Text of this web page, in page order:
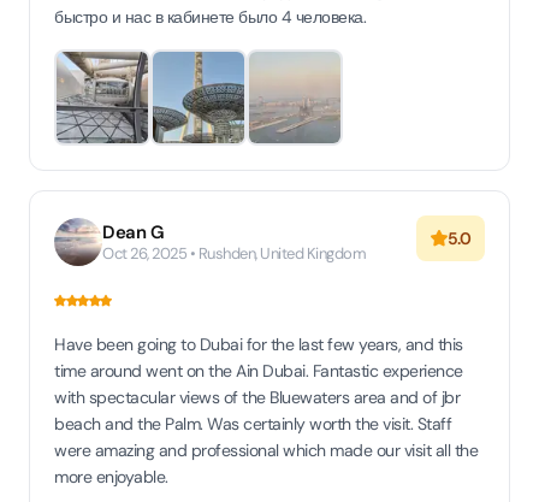
быстро и нас в кабинете было 4 человека.
Dean G
Oct 26, 2025 • Rushden, United Kingdom
5.0
Have been going to Dubai for the last few years, and this
time around went on the Ain Dubai. Fantastic experience
with spectacular views of the Bluewaters area and of jbr
beach and the Palm. Was certainly worth the visit. Staff
were amazing and professional which made our visit all the
more enjoyable.